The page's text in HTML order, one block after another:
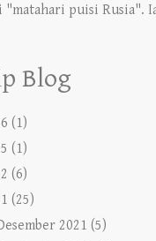
"matahari puisi Rusia".
Blog
(1)
(1)
(6)
(25)
2021 (5)